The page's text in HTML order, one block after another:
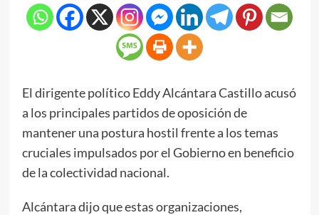
El dirigente político Eddy Alcántara Castillo acusó
a los principales partidos de oposición de
mantener una postura hostil frente a los temas
cruciales impulsados por el Gobierno en beneficio
de la colectividad nacional.
Alcántara dijo que estas organizaciones,